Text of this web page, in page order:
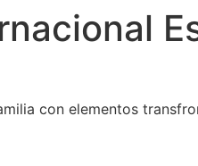
con elementos